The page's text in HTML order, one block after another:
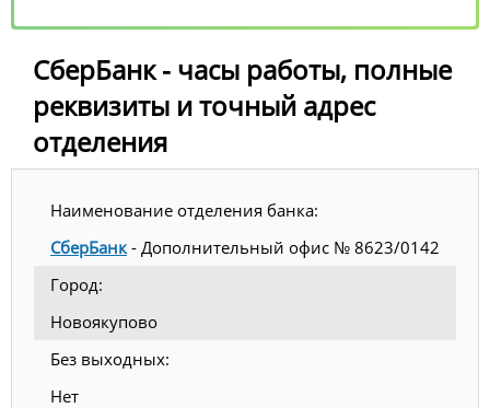
СберБанк - часы работы, полные
реквизиты и точный адрес
отделения
Наименование отделения банка:
СберБанк - Дополнительный офис № 8623/0142
Город:
Новоякупово
Без выходных:
Нет